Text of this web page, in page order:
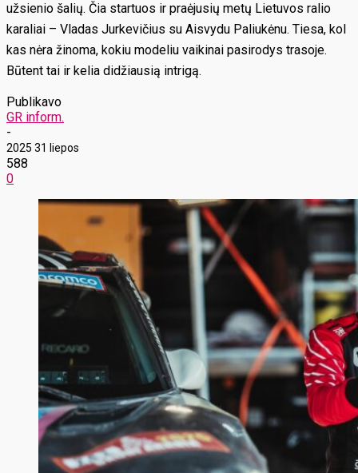
užsienio šalių. Čia startuos ir praėjusių metų Lietuvos ralio
karaliai – Vladas Jurkevičius su Aisvydu Paliukėnu. Tiesa, kol
kas nėra žinoma, kokiu modeliu vaikinai pasirodys trasoje.
Būtent tai ir kelia didžiausią intrigą.
Publikavo
GR inform.
-
2025 31 liepos
588
0